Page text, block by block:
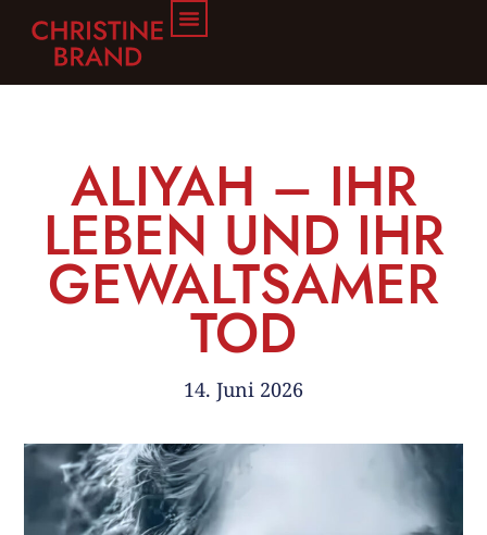
ALIYAH – IHR
LEBEN UND IHR
GEWALTSAMER
TOD
14. Juni 2026